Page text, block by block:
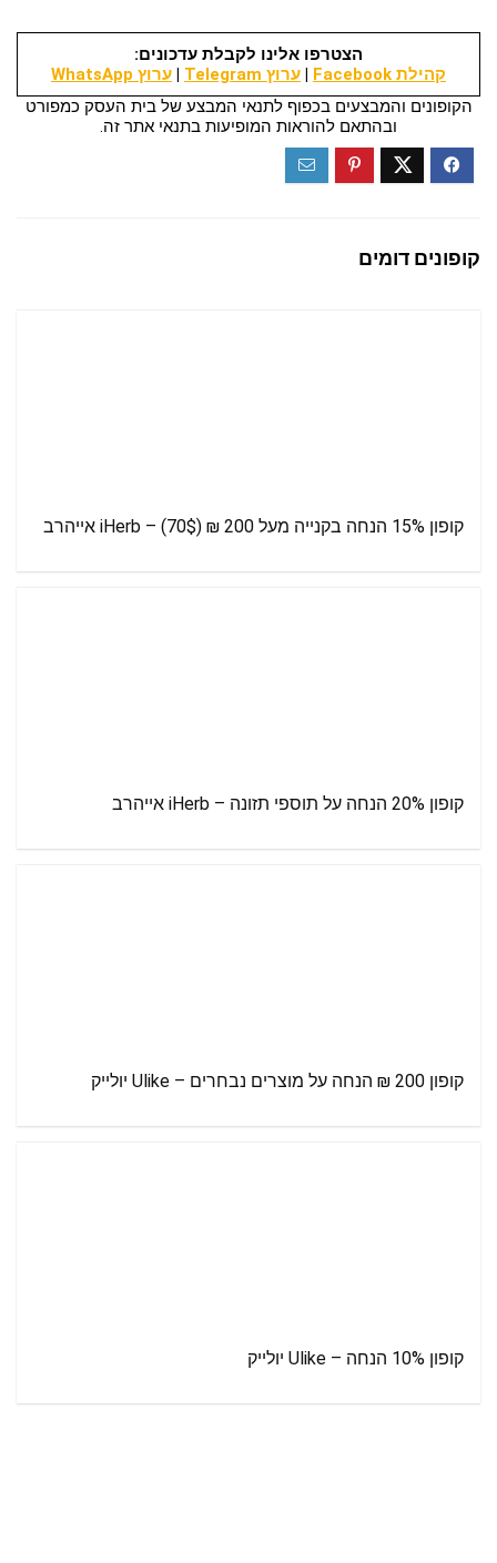
הצטרפו אלינו לקבלת עדכונים:
קהילת Facebook
| ערוץ Telegram | ערוץ WhatsApp
הקופונים והמבצעים בכפוף לתנאי המבצע של בית העסק כמפורט
ובהתאם להוראות המופיעות בתנאי אתר זה.
קופונים דומים
קופון 15% הנחה בקנייה מעל 200 ₪ (70$) – iHerb אייהרב
קופון 20% הנחה על תוספי תזונה – iHerb אייהרב
קופון 200 ₪ הנחה על מוצרים נבחרים – Ulike יולייק
קופון 10% הנחה – Ulike יולייק